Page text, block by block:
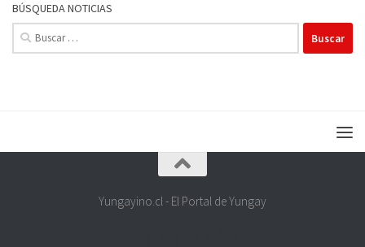
BÚSQUEDA NOTICIAS
Buscar:
Yungayino.cl - El Portal de Yungay